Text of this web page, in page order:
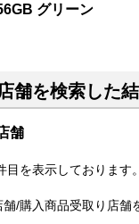
グリーン
舗を検索した
舗
目を表示しております
/購入商品受取り店舗